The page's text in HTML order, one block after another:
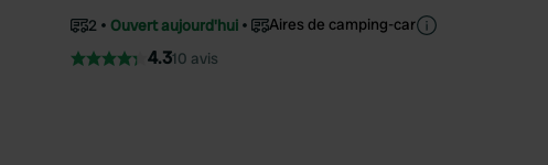
2 Ouvert aujourd'hui Aires de camping-car
4.310 avis